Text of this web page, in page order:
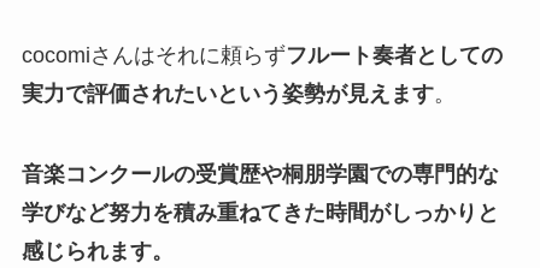
cocomiさんはそれに頼らずフルート奏者としての
実力で評価されたいという姿勢が見えます。
音楽コンクールの受賞歴や桐朋学園での専門的な
学びなど努力を積み重ねてきた時間がしっかりと
感じられます。